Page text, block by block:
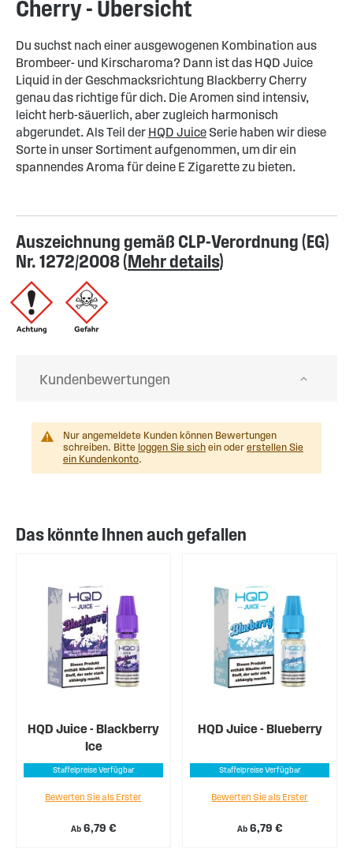
Cherry - Übersicht
Du suchst nach einer ausgewogenen Kombination aus
Brombeer- und Kirscharoma? Dann ist das HQD Juice
Liquid in der Geschmacksrichtung Blackberry Cherry
genau das richtige für dich. Die Aromen sind intensiv,
leicht herb-säuerlich, aber zugleich harmonisch
abgerundet. Als Teil der HQD Juice Serie haben wir diese
Sorte in unser Sortiment aufgenommen, um dir ein
spannendes Aroma für deine E Zigarette zu bieten.
Auszeichnung gemäß CLP-Verordnung (EG)
Nr. 1272/2008 (Mehr details)
Kundenbewertungen
Nur angemeldete Kunden können Bewertungen
schreiben. Bitte loggen Sie sich ein oder erstellen Sie
ein Kundenkonto.
Das könnte Ihnen auch gefallen
HQD Juice - Blackberry
Ice
Staffelpreise Verfügbar
Ab 6,79 €
Bewerten Sie als Erster
HQD Juice - Blueberry
Staffelpreise Verfügbar
Ab 6,79 €
Bewerten Sie als Erster